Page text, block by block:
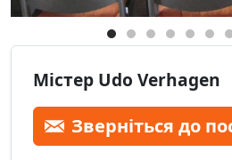
Містер Udo Verhagen
Зверніться до